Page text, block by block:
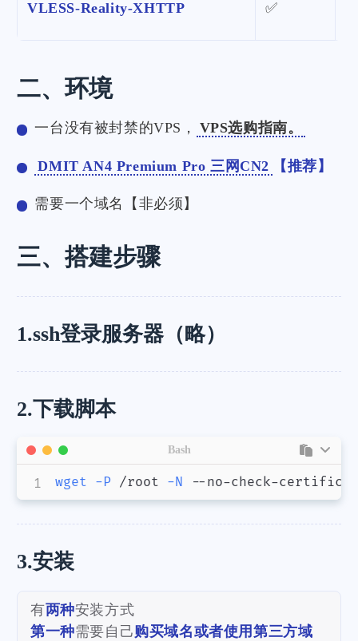
VLESS-Reality-XHTTP ✅
二、环境
一台没有被封禁的VPS， VPS选购指南。
DMIT AN4 Premium Pro 三网CN2 【推荐】
需要一个域名【非必须】
三、搭建步骤
1.ssh登录服务器（略）
2.下载脚本
wget -P /root -N --no-check-
Bash
3.安装
有两种安装方式
第一种需要自己购买域名或者使用第三方域